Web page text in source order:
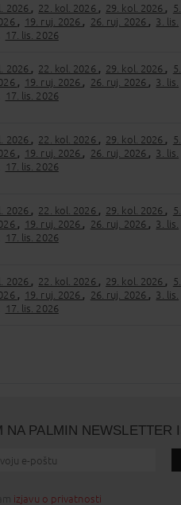
2026 , 22. kol. 2026 , 29. kol. 2026 ,
5.
, 19. ruj. 2026 , 26. ruj. 2026 , 3. lis.
17. lis. 2026
2026 , 22. kol. 2026 , 29. kol. 2026 ,
5.
, 19. ruj. 2026 , 26. ruj. 2026 , 3. lis.
17. lis. 2026
2026 , 22. kol. 2026 , 29. kol. 2026 ,
5.
, 19. ruj. 2026 , 26. ruj. 2026 , 3. lis.
17. lis. 2026
2026 , 22. kol. 2026 , 29. kol. 2026 ,
5.
, 19. ruj. 2026 , 26. ruj. 2026 , 3. lis.
17. lis. 2026
2026 , 22. kol. 2026 , 29. kol. 2026 ,
5.
, 19. ruj. 2026 , 26. ruj. 2026 , 3. lis.
17. lis. 2026
NA PALMIN
izjavu o privatnosti